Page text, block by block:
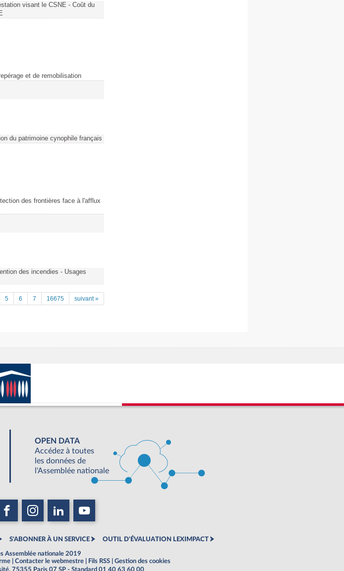
visant le CSNE - Coût du
et de remobilisation
du patrimoine cynophile français
des frontières face à l'afflux
des incendies - Usages
5 6 7 16675 suivant »
OPEN DATA
Accédez à toutes
les données de
l'Assemblée nationale
S'ABONNER À UN SERVICE OUTIL D'ÉVALUATION LEXIMPACT
Assemblée nationale 2019
Contacter le webmestre Fils RSS
Gestion des cookies
75355 Paris 07 SP - Standard 01 40 63 60 00